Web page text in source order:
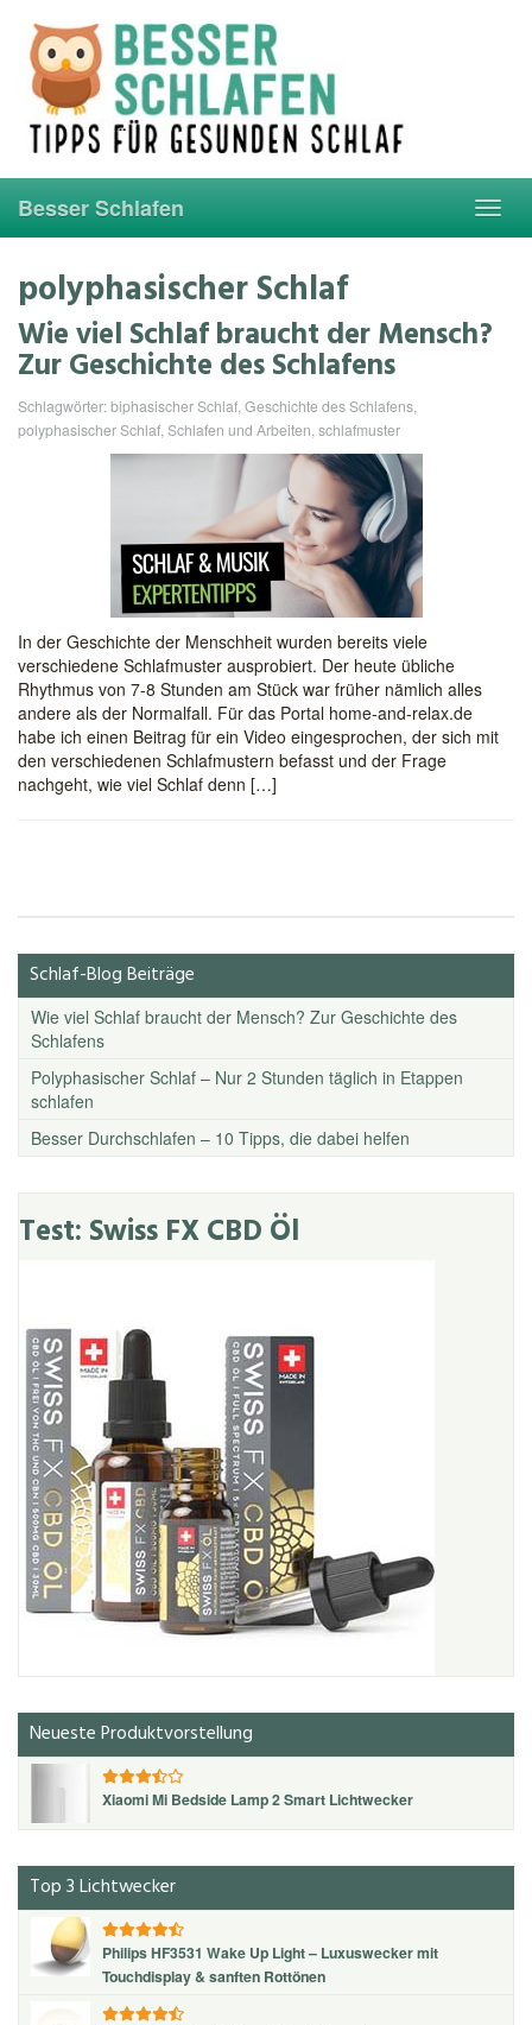
main
content
Besser Schlafen
polyphasischer Schlaf
Wie viel Schlaf braucht der Mensch?
Zur Geschichte des Schlafens
Schlagwörter:biphasischer Schlaf, Geschichte des Schlafens,
polyphasischer Schlaf, Schlafen und Arbeiten, schlafmuster
In der Geschichte der Menschheit wurden bereits viele
verschiedene Schlafmuster ausprobiert. Der heute übliche
Rhythmus von 7-8 Stunden am Stück war früher nämlich alles
andere als der Normalfall. Für das Portal home-and-relax.de
habe ich einen Beitrag für ein Video eingesprochen, der sich mit
den verschiedenen Schlafmustern befasst und der Frage
nachgeht, wie viel Schlaf denn […]
Schlaf-Blog Beiträge
Wie viel Schlaf braucht der Mensch? Zur Geschichte des
Schlafens
Polyphasischer Schlaf – Nur 2 Stunden täglich in Etappen
schlafen
Besser Durchschlafen – 10 Tipps, die dabei helfen
Test: Swiss FX CBD Öl
Neueste Produktvorstellung
Xiaomi Mi Bedside Lamp 2 Smart Lichtwecker
Top 3 Lichtwecker
Philips HF3531 Wake Up Light – Luxuswecker mit
Touchdisplay & sanften Rottönen